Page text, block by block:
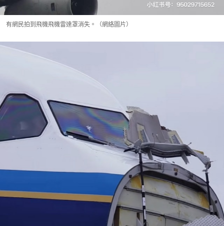
有網民拍到飛機飛機雷達罩消失。（網絡圖片）